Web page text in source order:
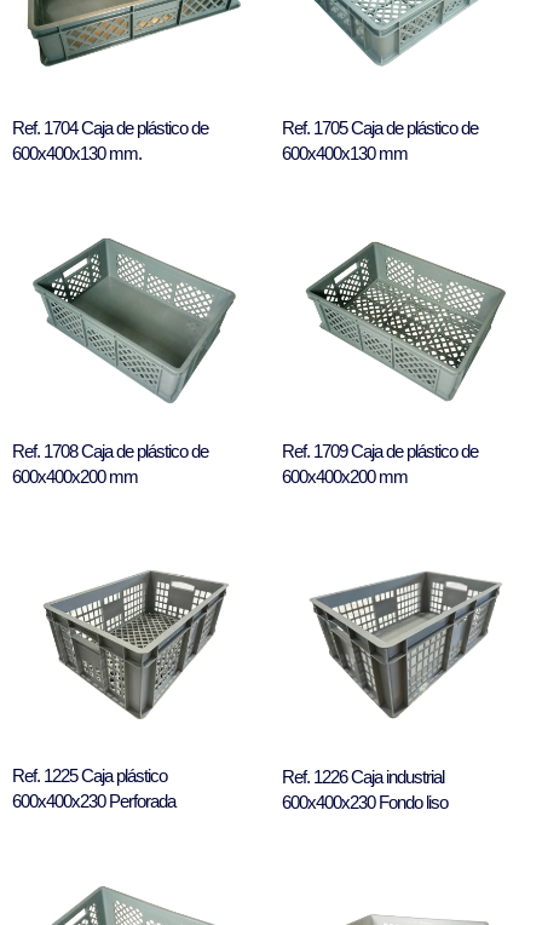
Ref. 1704 Caja de plástico de
600x400x130 mm.
Ref. 1705 Caja de plástico de
600x400x130 mm
Ref. 1708 Caja de plástico de
600x400x200 mm
Ref. 1709 Caja de plástico de
600x400x200 mm
Ref. 1225 Caja plástico
600x400x230 Perforada
Ref. 1226 Caja industrial
600x400x230 Fondo liso